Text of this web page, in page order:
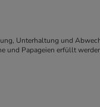
Unterhaltung und
und Papageien erfüllt